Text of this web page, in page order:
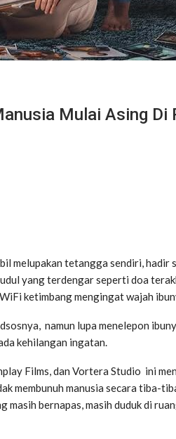
Mulai Asing Di
melupakan tetangga sendiri, hadir
judul yang terdengar seperti doa
ketimbang mengingat wajah
namun lupa menelepon
kehilangan ingatan.
Films, dan Vortera Studio ini
membunuh manusia secara tiba-
masih bernapas, masih duduk di